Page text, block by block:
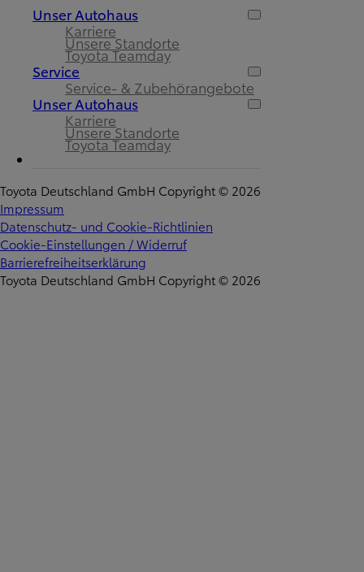
Unser Autohaus
Karriere
Unsere Standorte
Toyota Teamday
Service
Service- & Zubehörangebote
Unser Autohaus
Karriere
Unsere Standorte
Toyota Teamday
Toyota Deutschland GmbH Copyright © 2026
Impressum
Datenschutz- und Cookie-Richtlinien
Cookie-Einstellungen / Widerruf
Barrierefreiheitserklärung
Toyota Deutschland GmbH Copyright © 2026